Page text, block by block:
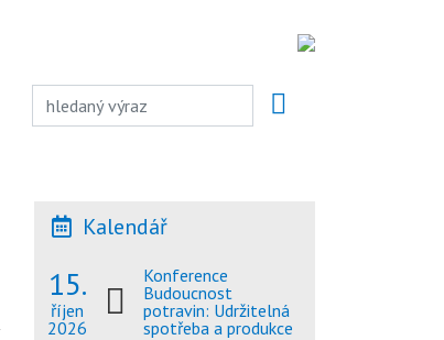
Kalendář
15.
říjen
2026
Konference
Budoucnost
potravin: Udržitelná
spotřeba a produkce